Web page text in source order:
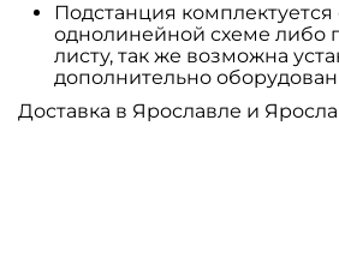
Подстанция комплектуется
однолинейной схеме либо
листу, так же возможна
дополнительно
Доставка в Ярославле и